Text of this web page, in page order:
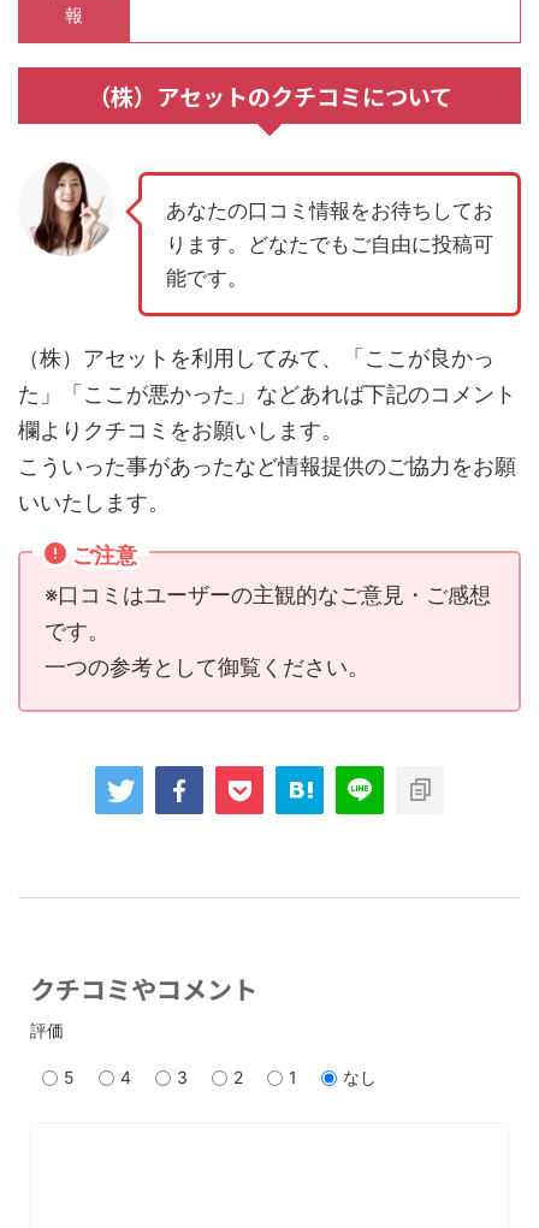
報
（株）アセットのクチコミについて
あなたの口コミ情報をお待ちしてお
ります。どなたでもご自由に投稿可
能です。
（株）アセットを利用してみて、「ここが良かっ
た」「ここが悪かった」などあれば下記のコメント
欄よりクチコミをお願いします。
こういった事があったなど情報提供のご協力をお願
いいたします。
ご注意
※口コミはユーザーの主観的なご意見・ご感想
です。
一つの参考として御覧ください。
クチコミやコメント
評価
5 4 3 2 1 なし